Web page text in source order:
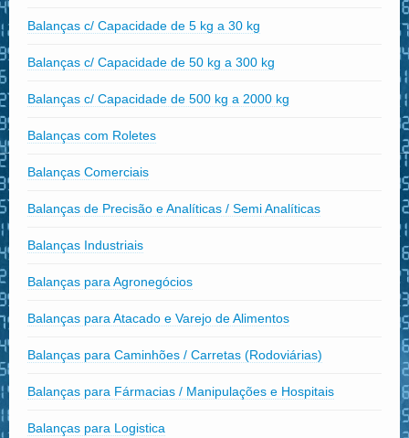
Balanças c/ Capacidade de 5 kg a 30 kg
Balanças c/ Capacidade de 50 kg a 300 kg
Balanças c/ Capacidade de 500 kg a 2000 kg
Balanças com Roletes
Balanças Comerciais
Balanças de Precisão e Analíticas / Semi Analíticas
Balanças Industriais
Balanças para Agronegócios
Balanças para Atacado e Varejo de Alimentos
Balanças para Caminhões / Carretas (Rodoviárias)
Balanças para Fármacias / Manipulações e Hospitais
Balanças para Logistica